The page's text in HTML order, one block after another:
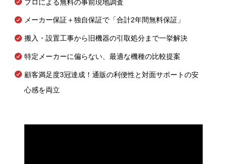
プロによる無料の事前現地調査
メーカー保証＋独自保証で「合計2年間無料保証」
搬入・設置工事から旧機器の引取処分まで一挙解決
特定メーカーに偏らない、最適な機種の比較提案
顧客満足度3冠達成！通販の利便性と対面サポートの安
心感を両立